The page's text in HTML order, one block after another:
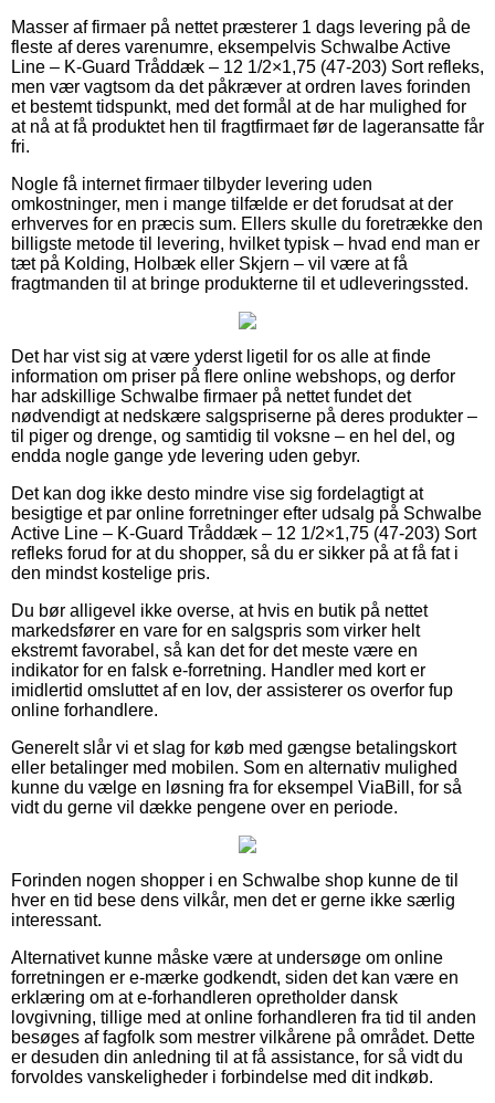
Masser af firmaer på nettet præsterer 1 dags levering på de
fleste af deres varenumre, eksempelvis Schwalbe Active
Line – K-Guard Tråddæk – 12 1/2×1,75 (47-203) Sort refleks,
men vær vagtsom da det påkræver at ordren laves forinden
et bestemt tidspunkt, med det formål at de har mulighed for
at nå at få produktet hen til fragtfirmaet før de lageransatte får
fri.
Nogle få internet firmaer tilbyder levering uden
omkostninger, men i mange tilfælde er det forudsat at der
erhverves for en præcis sum. Ellers skulle du foretrække den
billigste metode til levering, hvilket typisk – hvad end man er
tæt på Kolding, Holbæk eller Skjern – vil være at få
fragtmanden til at bringe produkterne til et udleveringssted.
Det har vist sig at være yderst ligetil for os alle at finde
information om priser på flere online webshops, og derfor
har adskillige Schwalbe firmaer på nettet fundet det
nødvendigt at nedskære salgspriserne på deres produkter –
til piger og drenge, og samtidig til voksne – en hel del, og
endda nogle gange yde levering uden gebyr.
Det kan dog ikke desto mindre vise sig fordelagtigt at
besigtige et par online forretninger efter udsalg på Schwalbe
Active Line – K-Guard Tråddæk – 12 1/2×1,75 (47-203) Sort
refleks forud for at du shopper, så du er sikker på at få fat i
den mindst kostelige pris.
Du bør alligevel ikke overse, at hvis en butik på nettet
markedsfører en vare for en salgspris som virker helt
ekstremt favorabel, så kan det for det meste være en
indikator for en falsk e-forretning. Handler med kort er
imidlertid omsluttet af en lov, der assisterer os overfor fup
online forhandlere.
Generelt slår vi et slag for køb med gængse betalingskort
eller betalinger med mobilen. Som en alternativ mulighed
kunne du vælge en løsning fra for eksempel ViaBill, for så
vidt du gerne vil dække pengene over en periode.
Forinden nogen shopper i en Schwalbe shop kunne de til
hver en tid bese dens vilkår, men det er gerne ikke særlig
interessant.
Alternativet kunne måske være at undersøge om online
forretningen er e-mærke godkendt, siden det kan være en
erklæring om at e-forhandleren opretholder dansk
lovgivning, tillige med at online forhandleren fra tid til anden
besøges af fagfolk som mestrer vilkårene på området. Dette
er desuden din anledning til at få assistance, for så vidt du
forvoldes vanskeligheder i forbindelse med dit indkøb.